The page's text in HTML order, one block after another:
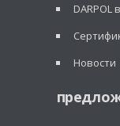
DARPOL
Новости